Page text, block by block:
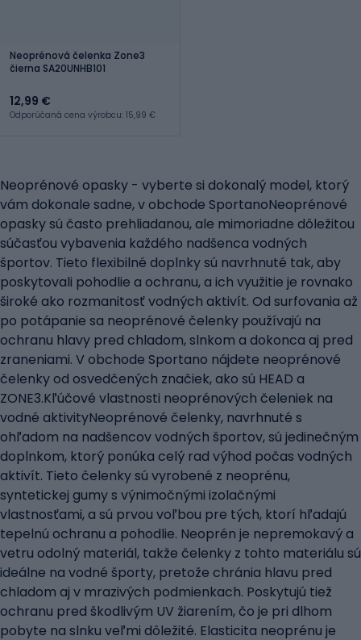
Neoprénová čelenka Zone3
čierna SA20UNHB101
12,99 €
Odporúčaná cena výrobcu: 15,99 €
Neoprénové opasky - vyberte si dokonalý model, ktorý
vám dokonale sadne, v obchode SportanoNeoprénové
opasky sú často prehliadanou, ale mimoriadne dôležitou
súčasťou vybavenia každého nadšenca vodných
športov. Tieto flexibilné doplnky sú navrhnuté tak, aby
poskytovali pohodlie a ochranu, a ich využitie je rovnako
široké ako rozmanitosť vodných aktivít. Od surfovania až
po potápanie sa neoprénové čelenky používajú na
ochranu hlavy pred chladom, slnkom a dokonca aj pred
zraneniami. V obchode Sportano nájdete neoprénové
čelenky od osvedčených značiek, ako sú HEAD a
ZONE3.Kľúčové vlastnosti neoprénových čeleniek na
vodné aktivityNeoprénové čelenky, navrhnuté s
ohľadom na nadšencov vodných športov, sú jedinečným
doplnkom, ktorý ponúka celý rad výhod počas vodných
aktivít. Tieto čelenky sú vyrobené z neoprénu,
syntetickej gumy s výnimočnými izolačnými
vlastnosťami, a sú prvou voľbou pre tých, ktorí hľadajú
tepelnú ochranu a pohodlie. Neoprén je nepremokavý a
vetru odolný materiál, takže čelenky z tohto materiálu sú
ideálne na vodné športy, pretože chránia hlavu pred
chladom aj v mrazivých podmienkach. Poskytujú tiež
ochranu pred škodlivým UV žiarením, čo je pri dlhom
pobyte na slnku veľmi dôležité. Elasticita neoprénu je